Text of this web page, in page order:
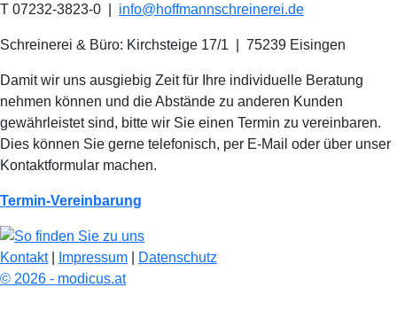
T 07232-3823-0 info@hoffmannschreinerei.de
Schreinerei & Büro: Kirchsteige 17/1 75239 Eisingen
Damit wir uns ausgiebig Zeit für Ihre individuelle Beratung
nehmen können und die Abstände zu anderen Kunden
gewährleistet sind, bitte wir Sie einen Termin zu vereinbaren.
Dies können Sie gerne telefonisch, per E-Mail oder über unser
Kontaktformular machen.
Termin-Vereinbarung
Kontakt| Impressum
Datenschutz
© 2026 - modicus.at